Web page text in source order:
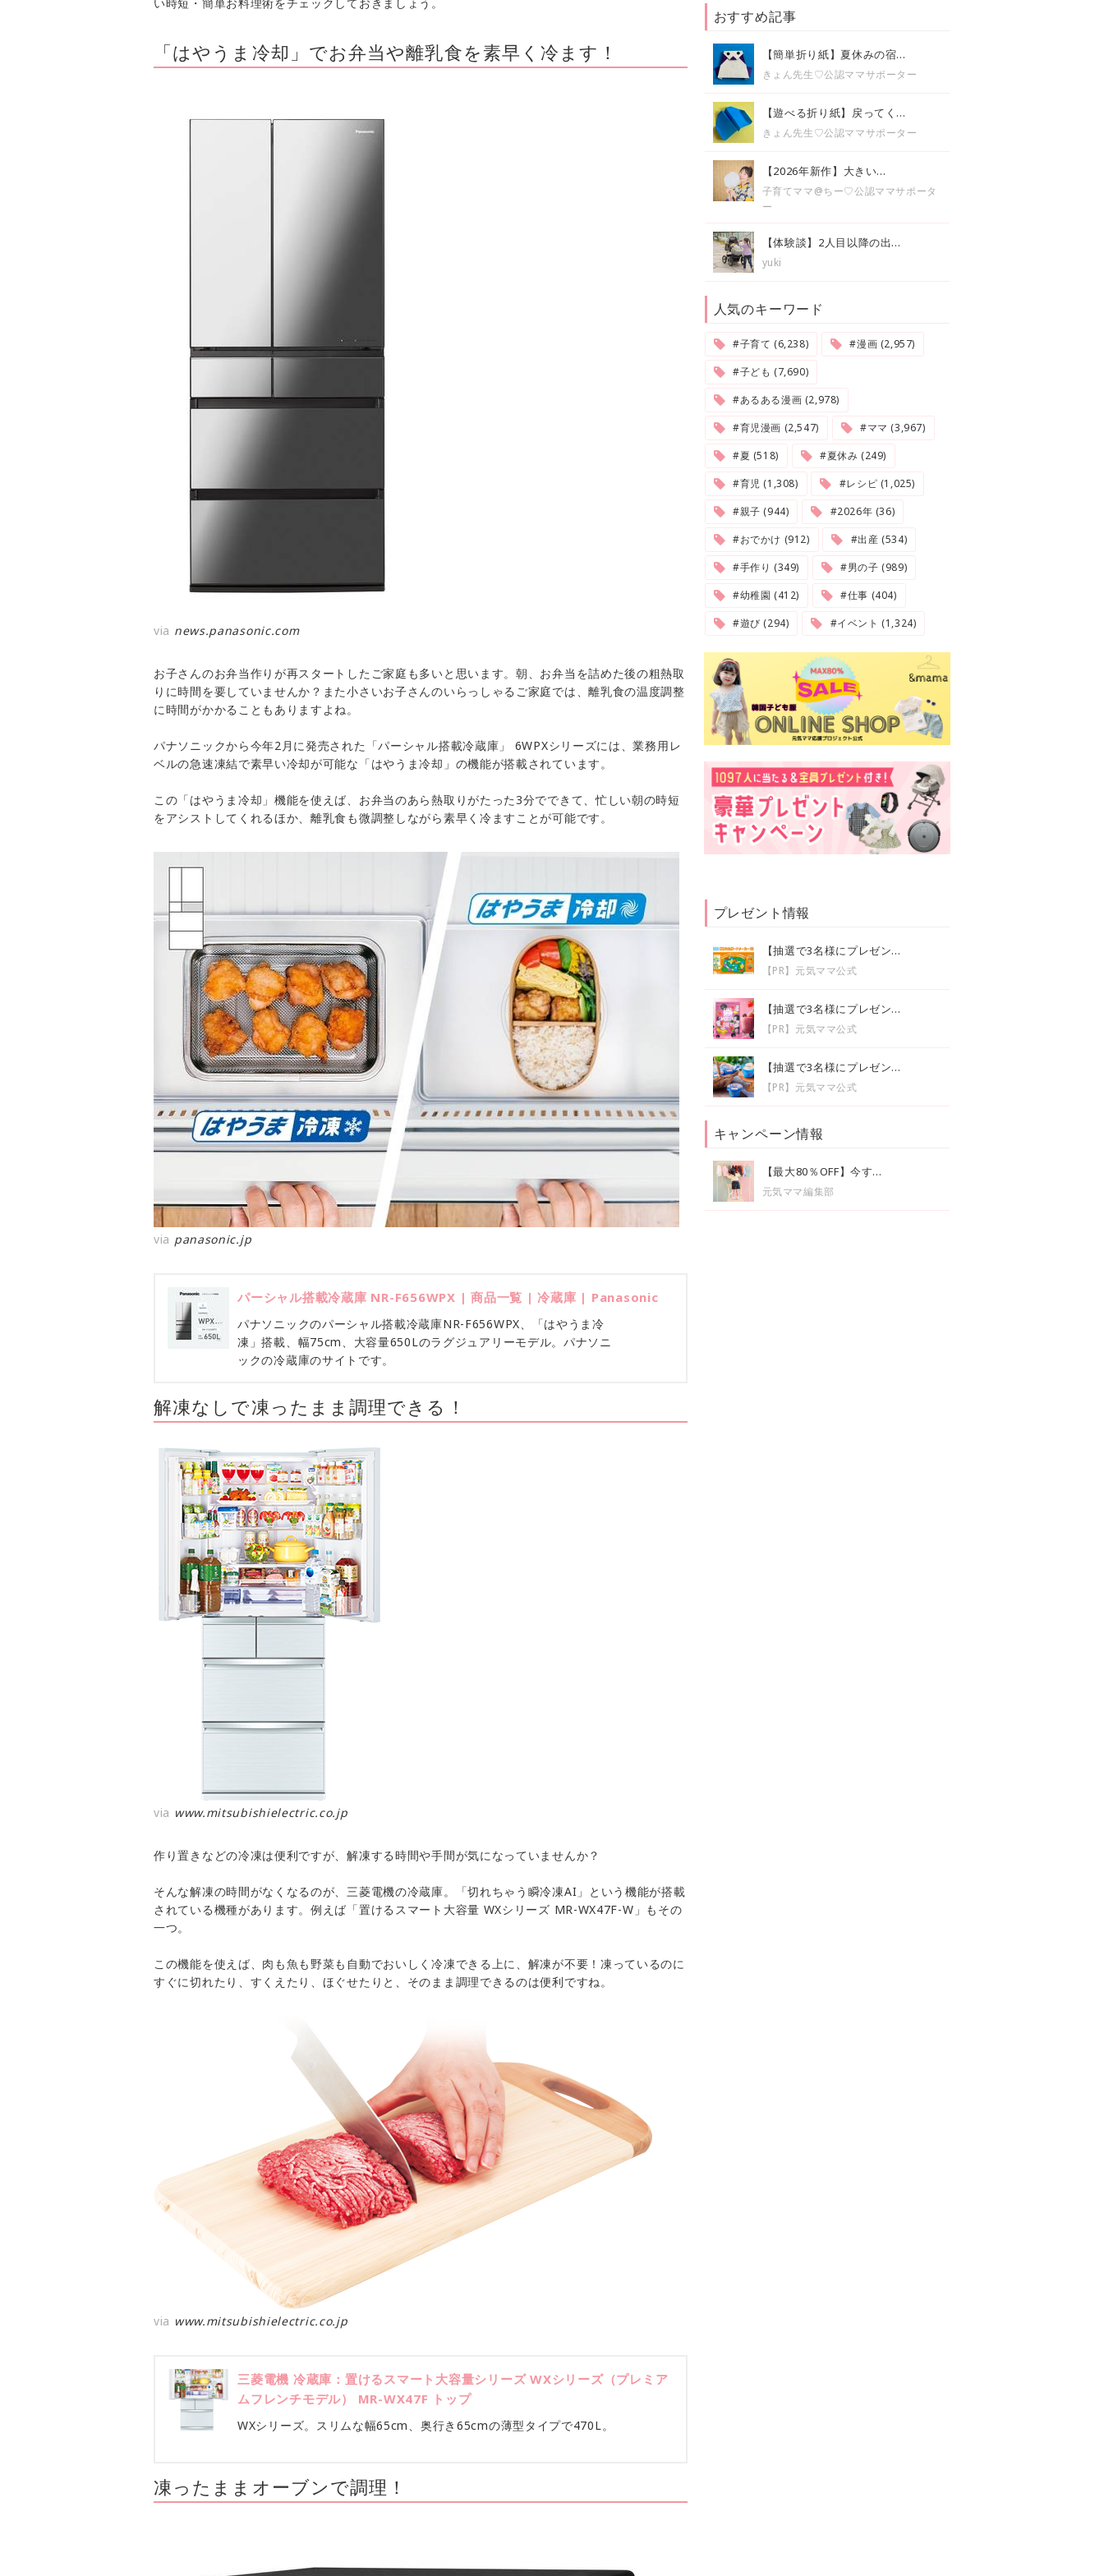
「はやうま冷却」でお弁当や離乳食を素早く冷ます！
via news.panasonic.com
お子さんのお弁当作りが再スタートしたご家庭も多いと思います。朝、お弁当を詰めた後の粗熱取
りに時間を要していませんか？また小さいお子さんのいらっしゃるご家庭では、離乳食の温度調整
に時間がかかることもありますよね。
パナソニックから今年2月に発売された「パーシャル搭載冷蔵庫」 6WPXシリーズには、業務用レ
ベルの急速凍結で素早い冷却が可能な「はやうま冷却」の機能が搭載されています。
この「はやうま冷却」機能を使えば、お弁当のあら熱取りがたった3分でできて、忙しい朝の時短
をアシストしてくれるほか、離乳食も微調整しながら素早く冷ますことが可能です。
via panasonic.jp
パーシャル搭載冷蔵庫 NR-F656WPX | 商品一覧 | 冷蔵庫 | Panasonic
パナソニックのパーシャル搭載冷蔵庫NR-F656WPX、「はやうま冷
凍」搭載、幅75cm、大容量650Lのラグジュアリーモデル。パナソニ
ックの冷蔵庫のサイトです。
解凍なしで凍ったまま調理できる！
via www.mitsubishielectric.co.jp
作り置きなどの冷凍は便利ですが、解凍する時間や手間が気になっていませんか？
そんな解凍の時間がなくなるのが、三菱電機の冷蔵庫。「切れちゃう瞬冷凍AI」という機能が搭載
されている機種があります。例えば「置けるスマート大容量 WXシリーズ MR-WX47F-W」もその
一つ。
この機能を使えば、肉も魚も野菜も自動でおいしく冷凍できる上に、解凍が不要！凍っているのに
すぐに切れたり、すくえたり、ほぐせたりと、そのまま調理できるのは便利ですね。
via www.mitsubishielectric.co.jp
三菱電機 冷蔵庫：置けるスマート大容量シリーズ WXシリーズ（プレミア
ムフレンチモデル） MR-WX47F トップ
WXシリーズ。スリムな幅65cm、奥行き65cmの薄型タイプで470L。
凍ったままオーブンで調理！
おすすめ記事
【簡単折り紙】夏休みの宿...
きょん先生♡公認ママサポーター
【遊べる折り紙】戻ってく...
きょん先生♡公認ママサポーター
【2026年新作】大きい...
子育てママ@ちー♡公認ママサポータ
ー
【体験談】2人目以降の出...
yuki
人気のキーワード
#子育て (6,238)
#漫画 (2,957)
#子ども (7,690)
#あるある漫画 (2,978)
#育児漫画 (2,547)
#ママ (3,967)
#夏 (518)
#夏休み (249)
#育児 (1,308)
#レシピ (1,025)
#親子 (944)
#2026年 (36)
#おでかけ (912)
#出産 (534)
#手作り (349)
#男の子 (989)
#幼稚園 (412)
#仕事 (404)
#遊び (294)
#イベント (1,324)
プレゼント情報
【抽選で3名様にプレゼン...
【PR】元気ママ公式
【抽選で3名様にプレゼン...
【PR】元気ママ公式
【抽選で3名様にプレゼン...
【PR】元気ママ公式
キャンペーン情報
【最大80％OFF】今す...
元気ママ編集部